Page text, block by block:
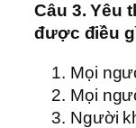
Câu 3. Yêu
được điều
Mọi
Mọi
Người